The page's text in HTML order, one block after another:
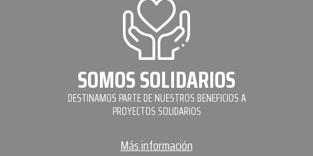
SOMOS SOLIDARIOS
DESTINAMOS PARTE DE NUESTROS BENEFICIOS A
PROYECTOS SOLIDARIOS
Más información